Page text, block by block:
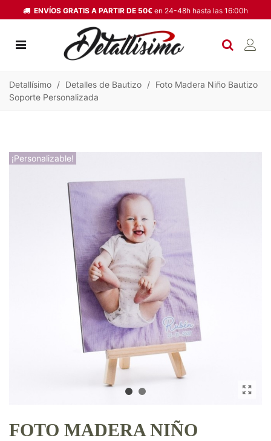
ENVÍOS GRATIS A PARTIR DE 50€ en 24-48h hasta las 16:00h
Detallísimo / Detalles de Bautizo / Foto Madera Niño Bautizo
Soporte Personalizada
¡Personalizable!
FOTO MADERA NIÑO